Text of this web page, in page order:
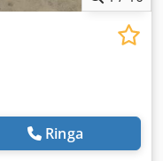
Ringa